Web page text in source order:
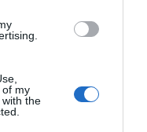
of my
the